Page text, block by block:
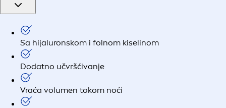
Sa hijaluronskom i folnom kiselinom
Dodatno učvršćivanje
Vraća volumen tokom noći